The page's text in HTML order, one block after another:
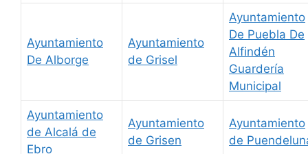
Ayuntamiento
De Alborge
Ayuntamiento
de Grisel
Ayuntamiento
De Puebla De
Alfindén
Guardería
Municipal
Ayuntamiento
de Alcalá de
Ebro
Ayuntamiento
de Grisen
Ayuntamiento
de